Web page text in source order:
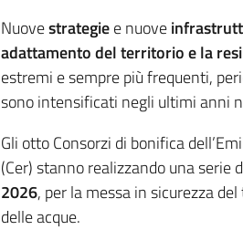
Nuovestrategiee nuove
adattamento del territorio e la
estremi e sempre più frequenti,
sono intensificati negli ultimi anni
Gli otto Consorzi di bonifica
(Cer) stanno realizzando una serie
2026, per la messa in sicurezza
delle acque.